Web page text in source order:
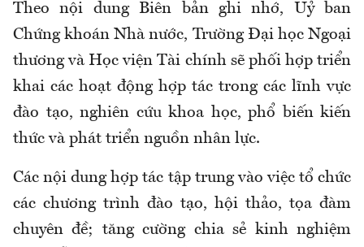
Theo nội dung Biên bản ghi nhớ, Uỷ ban
Chứng khoán Nhà nước, Trường Đại học Ngoại
thương và Học viện Tài chính sẽ phối hợp triển
khai các hoạt động hợp tác trong các lĩnh vực
đào tạo, nghiên cứu khoa học, phổ biến kiến
thức và phát triển nguồn nhân lực.
Các nội dung hợp tác tập trung vào việc tổ chức
các chương trình đào tạo, hội thảo, tọa đàm
chuyên đề; tăng cường chia sẻ kinh nghiệm